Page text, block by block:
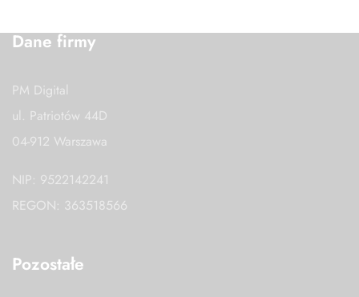
Dane firmy
PM Digital
ul. Patriotów 44D
04-912 Warszawa
NIP: 9522142241
REGON: 363518566
Pozostałe